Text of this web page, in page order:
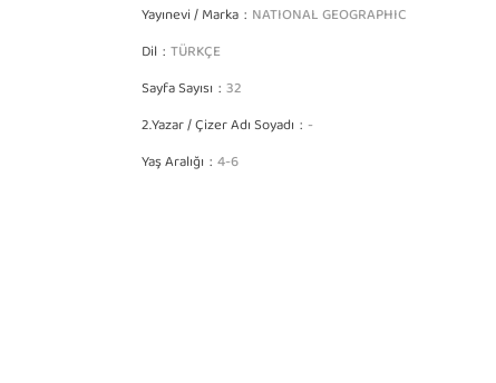
Yayınevi / Marka NATIONAL GEOGRAPHIC
Dil TÜRKÇE
Sayfa Sayısı 32
2.Yazar / Çizer Adı Soyadı -
Yaş Aralığı 4-6